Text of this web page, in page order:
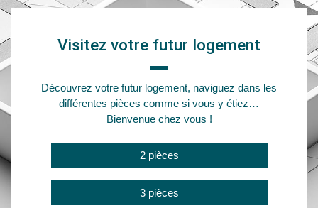
Visitez votre futur logement
Découvrez votre futur logement, naviguez dans les
différentes pièces comme si vous y étiez…
Bienvenue chez vous !
2 pièces
3 pièces